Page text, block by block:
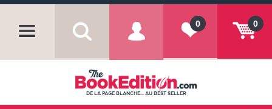
0
0
DE LA PAGE BLANCHE... AU BEST SELLER